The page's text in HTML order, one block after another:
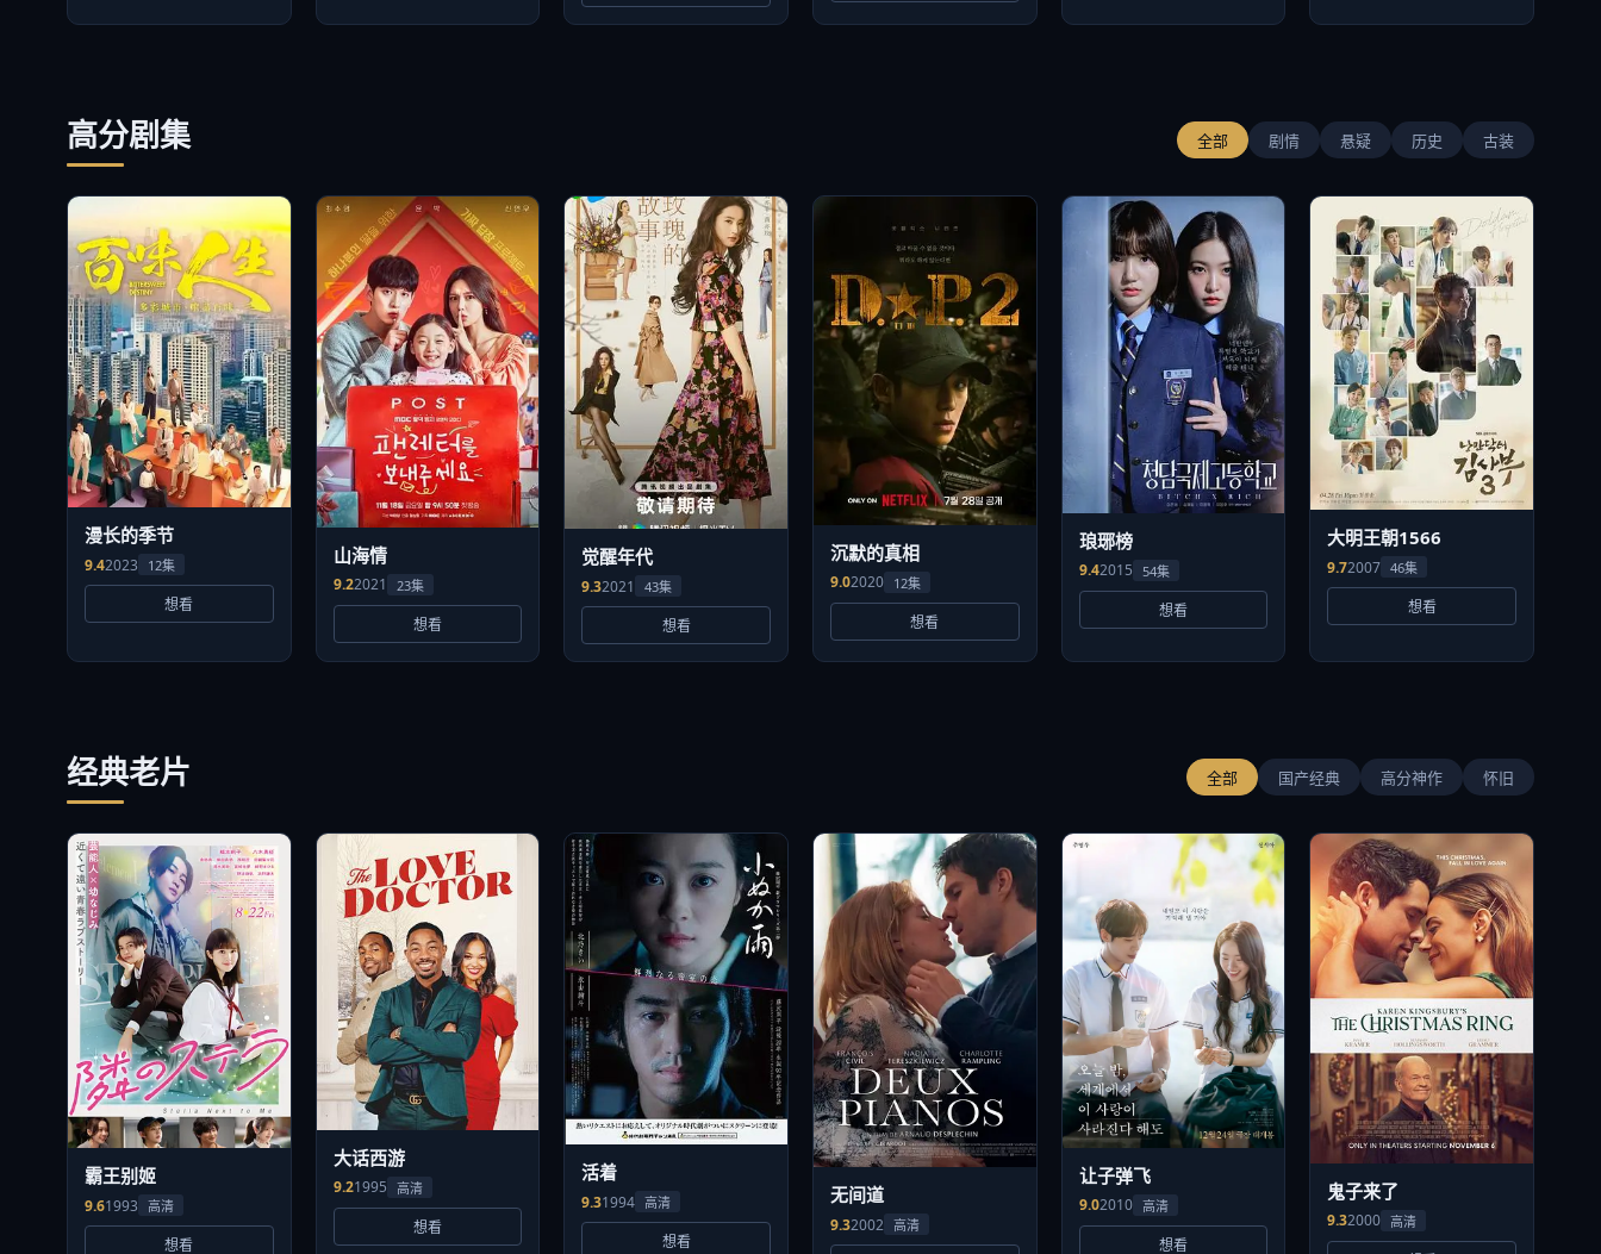
高分剧集 全部 剧情 悬疑 历史 古装
漫长的季节
9.42023 12集
想看
山海情
9.22021 23集
想看
觉醒年代
9.32021 43集
想看
沉默的真相
9.02020 12集
想看
琅琊榜
9.42015 54集
想看
大明王朝1566
9.72007 46集
想看
经典老片 全部 国产经典 高分神作 怀旧
霸王别姬
9.61993 高清
想看
大话西游
9.21995 高清
想看
活着
9.31994 高清
想看
无间道
9.32002 高清
让子弹飞
9.02010 高清
想看
鬼子来了
9.32000 高清